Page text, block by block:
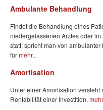
Ambulante Behandlung
Findet die Behandlung eines
niedergelassenen Arztes oder
statt, spricht man von
fürmehr...
Amortisation
Unter einer Amortisation
Rentabilität einer Investition.